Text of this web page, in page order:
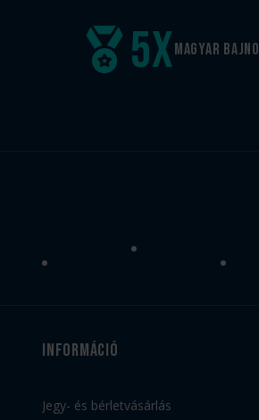
Magyar
5x
Információ
Jegy- és bérletvásárlás